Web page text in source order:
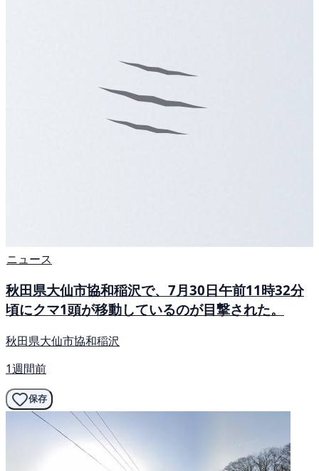
ニュース
秋田県大仙市協和稲沢で、7月30日午前11時32分
頃にクマ1頭が移動しているのが目撃された。
秋田県大仙市協和稲沢
1週間前
保存